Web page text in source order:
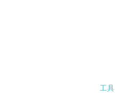
工具